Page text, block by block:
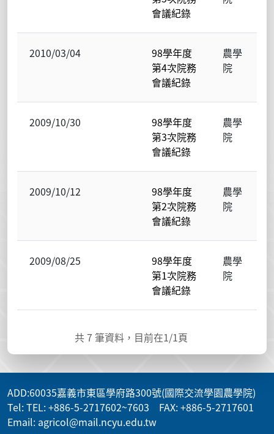
會議紀錄
2010/03/04
98學年度
第4次院務
會議紀錄
農學
院
2009/10/30
98學年度
第3次院務
會議紀錄
農學
院
2009/10/12
98學年度
第2次院務
會議紀錄
農學
院
2009/08/25
98學年度
第1次院務
會議紀錄
農學
院
共7 筆資料，目前在1/1頁
ADD:60035嘉義市東區學府路300號(國際交流學園農學院)
Tel: TEL: +886-5-2717602~7603 FAX: +886-5-2717601
Email: agricol@mail.ncyu.edu.tw